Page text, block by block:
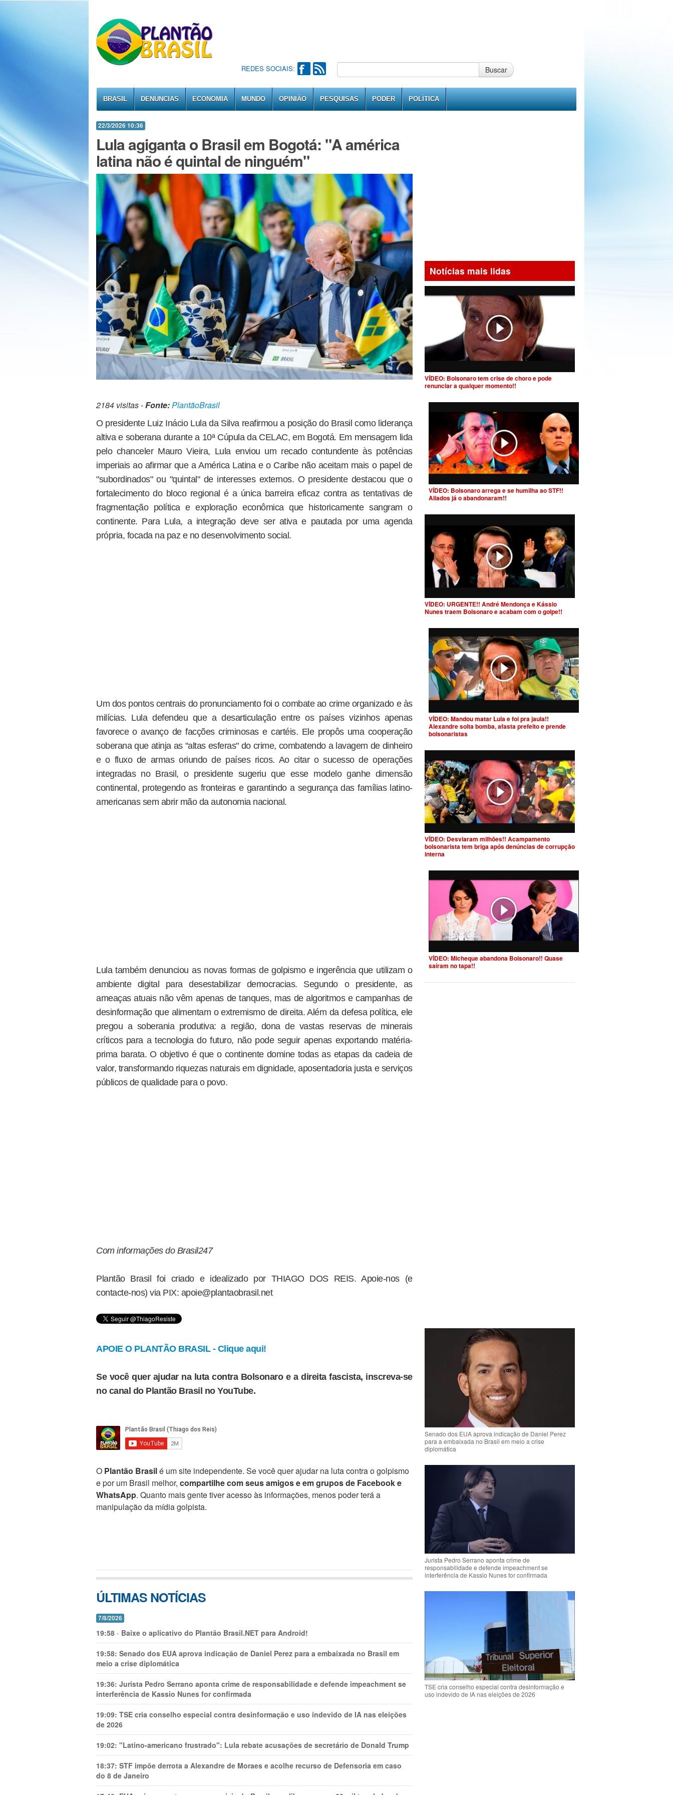
REDES SOCIAIS: Buscar
BRASIL DENÚNCIAS ECONOMIA MUNDO OPINIÃO PESQUISAS PODER POLÍTICA
22/3/2026 10:36
Lula agiganta o Brasil em Bogotá: "A américa
latina não é quintal de ninguém"
2184 visitas -Fonte:PlantãoBrasil
O presidente Luiz Inácio Lula da Silva reafirmou a posição do Brasil como liderança
altiva e soberana durante a 10ª Cúpula da CELAC, em Bogotá. Em mensagem lida
pelo chanceler Mauro Vieira, Lula enviou um recado contundente às potências
imperiais ao afirmar que a América Latina e o Caribe não aceitam mais o papel de
"subordinados" ou "quintal" de interesses externos. O presidente destacou que o
fortalecimento do bloco regional é a única barreira eficaz contra as tentativas de
fragmentação política e exploração econômica que historicamente sangram o
continente. Para Lula, a integração deve ser ativa e pautada por uma agenda
própria, focada na paz e no desenvolvimento social.
Um dos pontos centrais do pronunciamento foi o combate ao crime organizado e às
milícias. Lula defendeu que a desarticulação entre os países vizinhos apenas
favorece o avanço de facções criminosas e cartéis. Ele propôs uma cooperação
soberana que atinja as "altas esferas" do crime, combatendo a lavagem de dinheiro
e o fluxo de armas oriundo de países ricos. Ao citar o sucesso de operações
integradas no Brasil, o presidente sugeriu que esse modelo ganhe dimensão
continental, protegendo as fronteiras e garantindo a segurança das famílias latino-
americanas sem abrir mão da autonomia nacional.
Lula também denunciou as novas formas de golpismo e ingerência que utilizam o
ambiente digital para desestabilizar democracias. Segundo o presidente, as
ameaças atuais não vêm apenas de tanques, mas de algoritmos e campanhas de
desinformação que alimentam o extremismo de direita. Além da defesa política, ele
pregou a soberania produtiva: a região, dona de vastas reservas de minerais
críticos para a tecnologia do futuro, não pode seguir apenas exportando matéria-
prima barata. O objetivo é que o continente domine todas as etapas da cadeia de
valor, transformando riquezas naturais em dignidade, aposentadoria justa e serviços
públicos de qualidade para o povo.
Com informações do Brasil247
Plantão Brasil foi criado e idealizado por THIAGO DOS REIS. Apoie-nos (e
contacte-nos) via PIX: apoie@plantaobrasil.net
APOIE O PLANTÃO BRASIL - Clique aqui!
Se você quer ajudar na luta contra Bolsonaro e a direita fascista, inscreva-se
no canal do Plantão Brasil no YouTube.
O Plantão Brasilé um site independente. Se você quer ajudar na luta contra o golpismo
e por um Brasil melhor, compartilhe com seus amigos e em grupos de Facebook e
WhatsApp. Quanto mais gente tiver acesso às informações, menos poder terá a
manipulação da mídia golpista.
ÚLTIMAS NOTÍCIAS
7/8/2026
19:58 - Baixe o aplicativo do Plantão Brasil.NET para Android!
19:58: Senado dos EUA aprova indicação de Daniel Perez para a embaixada no Brasil em
meio a crise diplomática
19:36: Jurista Pedro Serrano aponta crime de responsabilidade e defende impeachment se
interferência de Kassio Nunes for confirmada
19:09: TSE cria conselho especial contra desinformação e uso indevido de IA nas eleições
de 2026
19:02: "Latino-americano frustrado": Lula rebate acusações de secretário de Donald Trump
18:37: STF impõe derrota a Alexandre de Moraes e acolhe recurso de Defensoria em caso
do 8 de Janeiro
Notícias mais lidas
VÍDEO: Bolsonaro tem crise de choro e pode
renunciar a qualquer momento!!
VÍDEO: Bolsonaro arrega e se humilha ao STF!!
Aliados já o abandonaram!!
VÍDEO: URGENTE!! André Mendonça e Kássio
Nunes traem Bolsonaro e acabam com o golpe!!
VÍDEO: Mandou matar Lula e foi pra jaula!!
Alexandre solta bomba, afasta prefeito e prende
bolsonaristas
VÍDEO: Desviaram milhões!! Acampamento
bolsonarista tem briga após denúncias de corrupção
interna
VÍDEO: Micheque abandona Bolsonaro!! Quase
saíram no tapa!!
Senado dos EUA aprova indicação de Daniel Perez
para a embaixada no Brasil em meio a crise
diplomática
Jurista Pedro Serrano aponta crime de
responsabilidade e defende impeachment se
interferência de Kassio Nunes for confirmada
TSE cria conselho especial contra desinformação e
uso indevido de IA nas eleições de 2026